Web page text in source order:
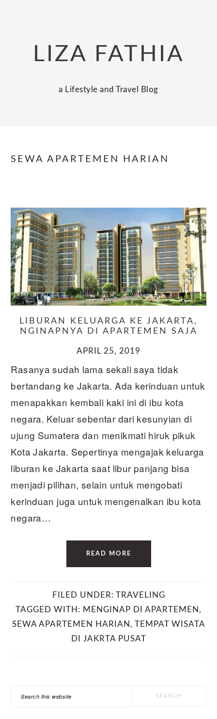
navigationLIZA FATHIA
a Lifestyle and Travel Blog
SEWA APARTEMEN HARIAN
LIBURAN KELUARGA KE JAKARTA,
NGINAPNYA DI APARTEMEN SAJA
APRIL 25, 2019
Rasanya sudah lama sekali saya tidak
bertandang ke Jakarta. Ada kerinduan untuk
menapakkan kembali kaki ini di ibu kota
negara. Keluar sebentar dari kesunyian di
ujung Sumatera dan menikmati hiruk pikuk
Kota Jakarta. Sepertinya mengajak keluarga
liburan ke Jakarta saat libur panjang bisa
menjadi pilihan, selain untuk mengobati
kerinduan juga untuk mengenalkan ibu kota
negara…
READ MORE
FILED UNDER: TRAVELING
TAGGED WITH: MENGINAP DI APARTEMEN ,
SEWA APARTEMEN HARIAN , TEMPAT WISATA
DI JAKRTA PUSAT
Search